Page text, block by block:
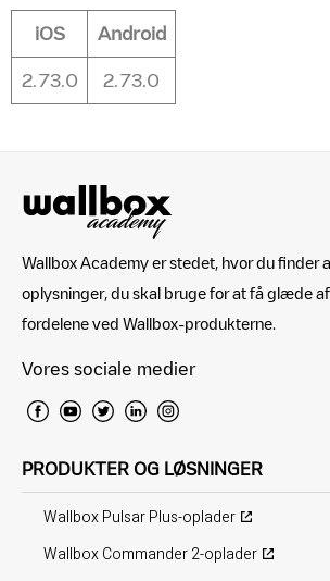
iOS Android
2.73.0 2.73.0
Wallbox Academy er stedet, hvor du finder
oplysninger, du skal bruge for at få glæde
fordelene ved Wallbox-produkterne.
Vores sociale medier
PRODUKTER OG LØSNINGER
Wallbox Pulsar Plus-oplader
Wallbox Commander 2-oplader